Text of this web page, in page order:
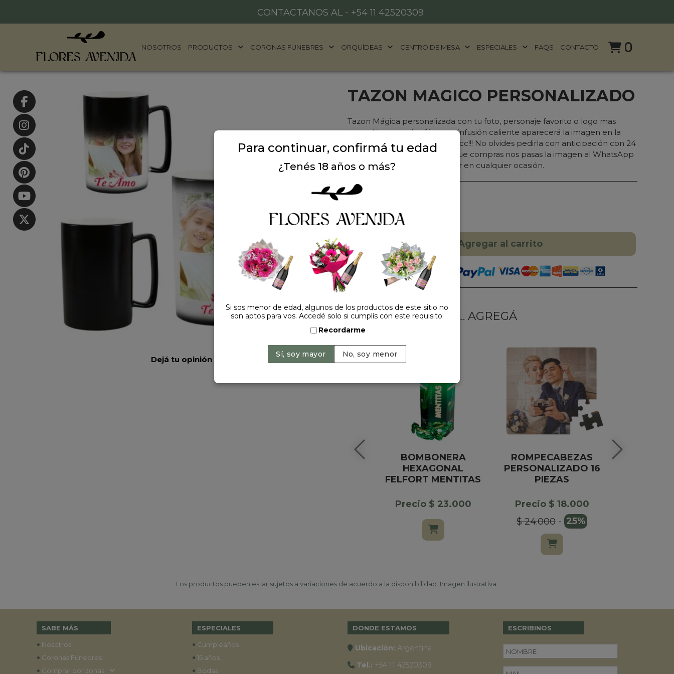
CONTACTANOS AL - +54 11 42520309
NOSOTROS PRODUCTOS CORONAS FUNEBRES ORQUÍDEAS CENTRO DE MESA ESPECIALES FAQS CONTACTO 0
Dejá tu opinión
TAZON MAGICO PERSONALIZADO
Tazon Mágica personalizada con tu foto, personaje favorito o logo mas
texto. Al poner el café u otra infusión caliente aparecerá la imagen en la
taza. Mide 12cm de alto y 420cc!!! No olvides pedirla con anticipación con 24
hs de anticipación. Una vez que compras nos pasas la imagen al WhatsApp
1137827390. Ideal para regalar en cualquier ocasión.
Precio: $ 22.000
Cantidad:
Agregar al carrito
HACELO ESPECIAL... AGREGÁ
BOMBONERA
HEXAGONAL
FELFORT MENTITAS
Precio $ 23.000
ROMPECABEZAS
PERSONALIZADO 16
PIEZAS
Precio $ 18.000
$ 24.000- 25%
Los productos pueden estar sujetos a variaciones de acuerdo a la disponibilidad. Imagen ilustrativa.
SABE MÁS
• Nosotros
• Coronas Fúnebres
• Comprar por zonas
ESPECIALES
• Cumpleaños
• 15 años
• Bodas
DONDE ESTAMOS
Ubicación: Argentina
Tel.: +54 11 42520309
ESCRIBINOS
Para continuar, confirmá tu edad
¿Tenés 18 años o más?
Si sos menor de edad, algunos de los productos de este sitio no
son aptos para vos. Accedé solo si cumplís con este requisito.
Recordarme